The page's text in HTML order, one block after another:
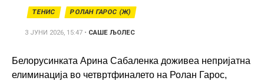
ТЕНИС РОЛАН ГАРОС (Ж)
3 ЈУНИ 2026, 15:47 • САШЕ ЉОЛЕС
Белорусинката Арина Сабаленка доживеа непријатна
елиминација во четвртфиналето на Ролан Гарос,